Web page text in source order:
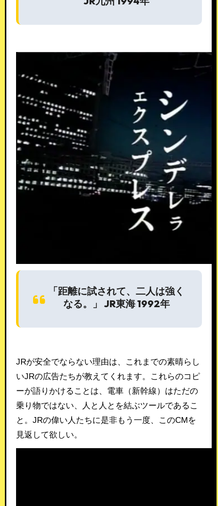
「距離に試されて、二人は強く
なる。」 JR東海 1992年
JRが安全でならない理由は、これまでの素晴らし
いJRの広告たちが教えてくれます。これらのコピ
ーが語りかけることは、電車（新幹線）はただの
乗り物ではない、人と人とを結ぶツールであるこ
と。JRの偉い人たちに是非もう一度、このCMを
見返して欲しい。